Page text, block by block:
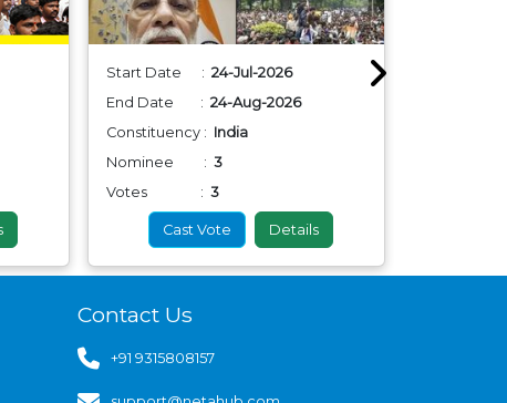
Start Date : 24-Jul-2026
End Date : 24-Aug-2026
Constituency : India
Nominee : 3
Votes : 3
Cast Vote Details
Contact Us
+91 9315808157